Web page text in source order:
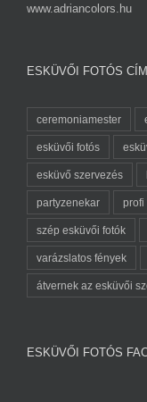
www.adriancolors.hu
ESKÜVŐI FOTÓS
ceremoniamester
esküvői fotós
esküvő szervezés
partyzenekar profi
szép esküvői fotók
varázslatos fények
átvernek az esküvői
ESKÜVŐI FOTÓS